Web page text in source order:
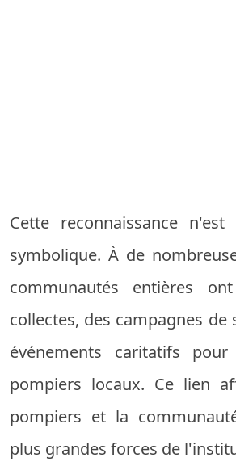
Cette reconnaissance n'est
symbolique. À de
communautés entières
collectes, des campagnes de
événements caritatifs
pompiers locaux. Ce lien
pompiers et la
plus grandes forces de